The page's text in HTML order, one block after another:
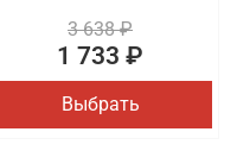
3 638 ₽
1 733 ₽
Выбрать